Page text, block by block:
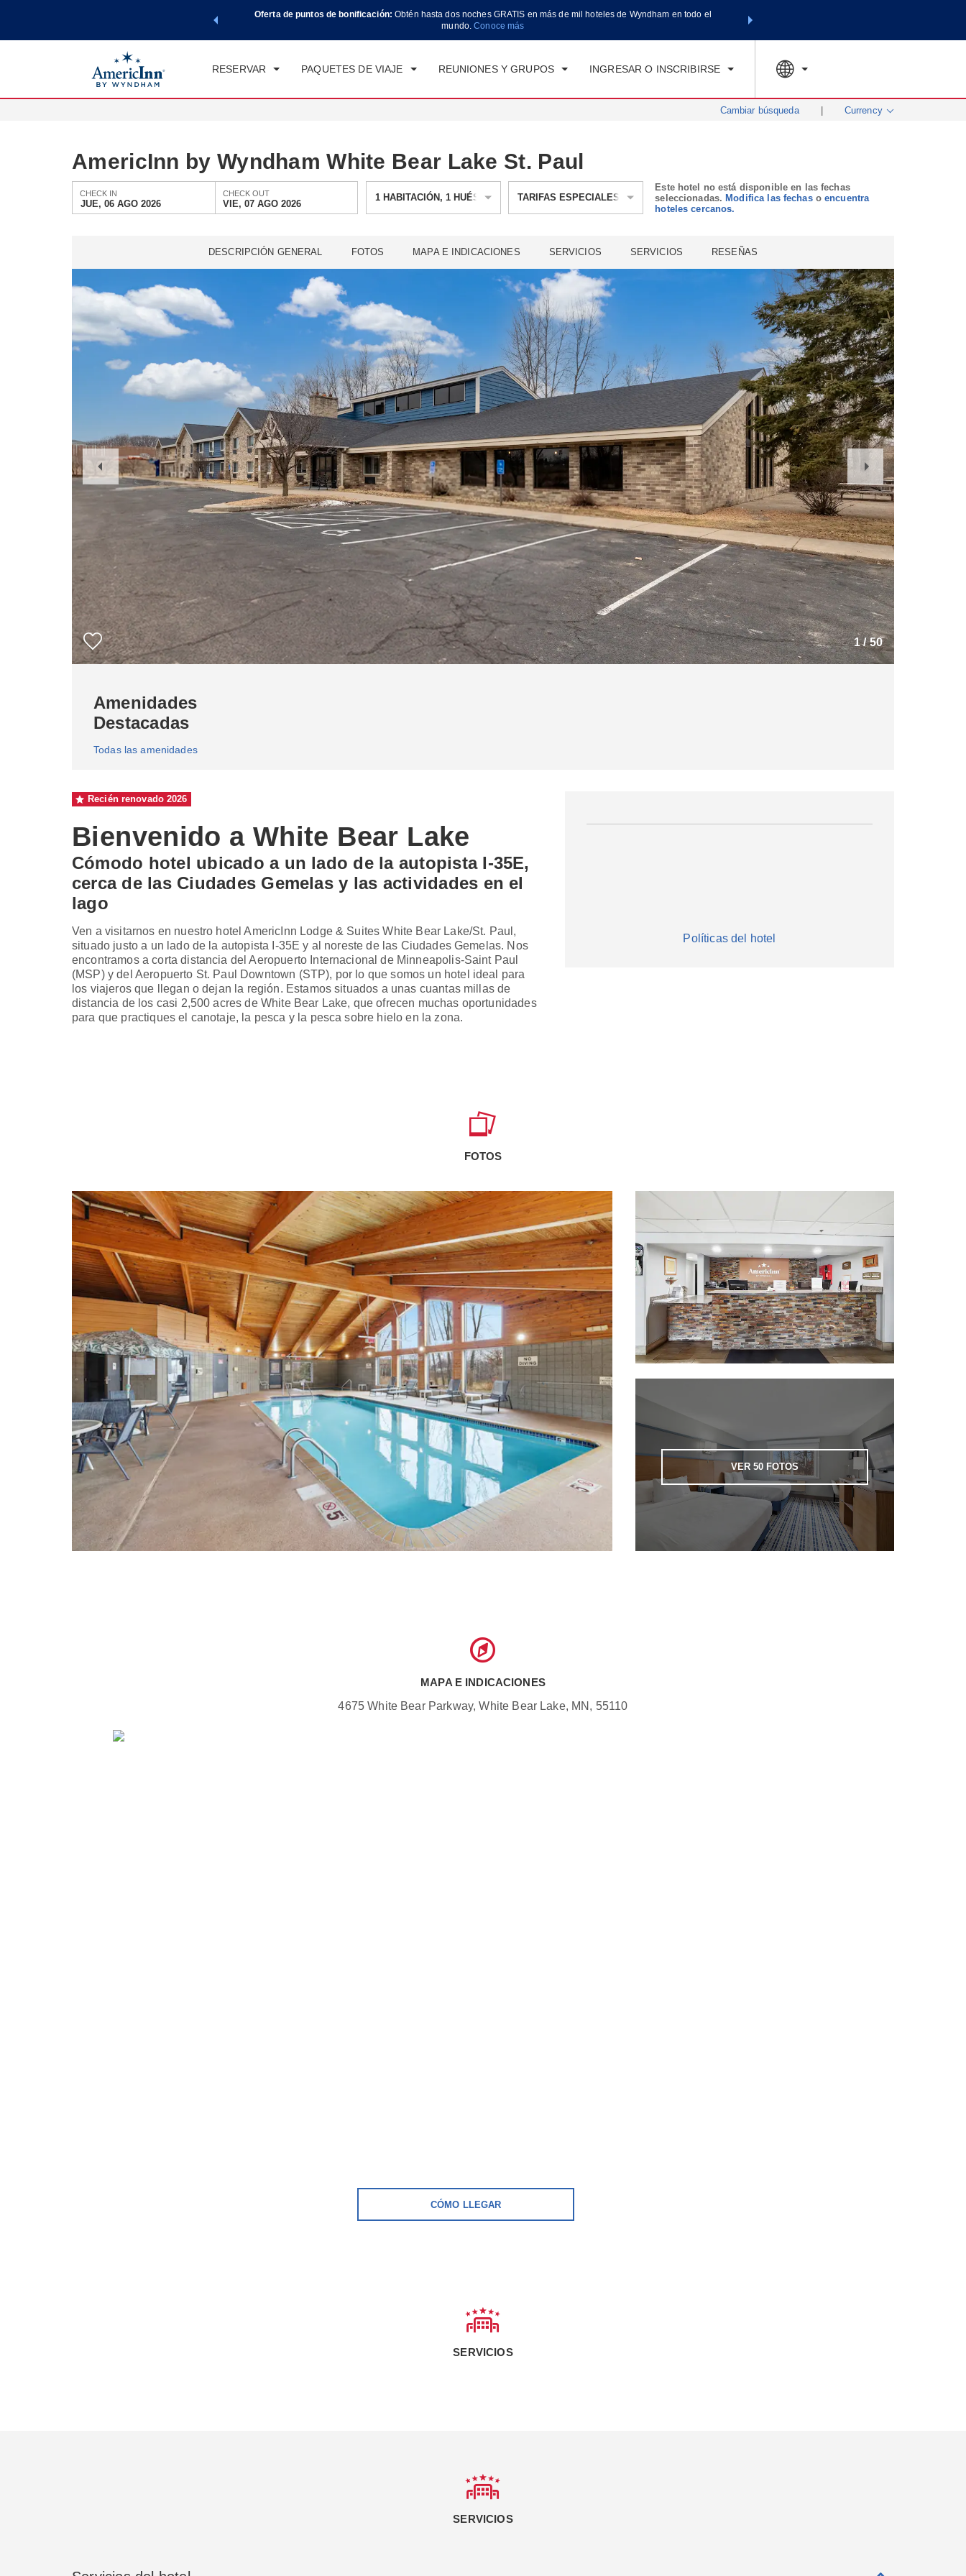
de Wyndham, además, gana puntos Wyndham Rewards
Oferta de puntos de bonificación:Obtén hasta dos noches GRATIS en más de mil hoteles de Wyndham en todo el
mundo.Conoce más
Agrupa tu hotel, vuelos y mucho más con los Paquetes de
RESERVAR PAQUETES DE VIAJE REUNIONES Y GRUPOS INGRESAR O INSCRIBIRSE
CHECK IN CHECK OUT
VIE, 07 AGO 2026
TARIFAS ESPECIALES
Cambiar búsqueda Currency
AmericInn by Wyndham White Bear Lake St. Paul
CHECK IN
JUE, 06 AGO 2026
CHECK OUT
VIE, 07 AGO 2026
1 HABITACIÓN ,1 HUÉSPED TARIFAS ESPECIALES
Este hotel no está disponible en las fechas
seleccionadas.Modifica las fechasoencuentra
hoteles cercanos.
DESCRIPCIÓN GENERAL FOTOS MAPA E INDICACIONES SERVICIOS SERVICIOS RESEÑAS
1/50
Previous
Slide
Next
Slide
Amenidades
Destacadas
Todas las amenidades
Políticas del hotel
Recién renovado2026
Bienvenido a White Bear Lake
Cómodo hotel ubicado a un lado de la autopista I-35E,
cerca de las Ciudades Gemelas y las actividades en el
lago
Ven a visitarnos en nuestro hotel AmericInn Lodge & Suites White Bear Lake/St. Paul,
situado justo a un lado de la autopista I-35E y al noreste de las Ciudades Gemelas. Nos
encontramos a corta distancia del Aeropuerto Internacional de Minneapolis-Saint Paul
(MSP) y del Aeropuerto St. Paul Downtown (STP), por lo que somos un hotel ideal para
los viajeros que llegan o dejan la región. Estamos situados a unas cuantas millas de
distancia de los casi 2,500 acres de White Bear Lake, que ofrecen muchas oportunidades
para que practiques el canotaje, la pesca y la pesca sobre hielo en la zona.
FOTOS
VER 50 FOTOS
MAPA E INDICACIONES
4675 White Bear Parkway, White Bear Lake, MN, 55110
CÓMO LLEGAR
SERVICIOS
SERVICIOS